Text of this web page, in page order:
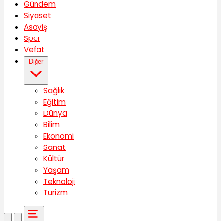
Gündem
Siyaset
Asayiş
Spor
Vefat
Diğer
Sağlık
Eğitim
Dünya
Bilim
Ekonomi
Sanat
Kültür
Yaşam
Teknoloji
Turizm